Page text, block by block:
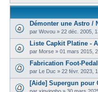
Démonter une Astro /
par Wovou » 22 déc. 2005,
Liste Capkit Platine -
par Morse » 01 mars 2015,
Fabrication Foot-
par Le Duc » 22 févr. 2023,
[Aide] Supergun pour